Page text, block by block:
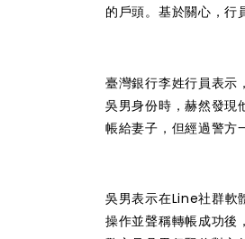
的戶頭。基於關心，行
臺灣銀行李姓行員表示
吳男身份時，赫然發現
帳給妻子，但經過警方
吳男表示在Line社群軟
操作並聲稱轉帳成功後